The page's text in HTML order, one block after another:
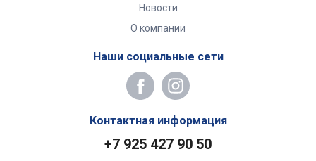
Новости
О компании
Наши социальные сети
Контактная информация
+7 925 427 90 50